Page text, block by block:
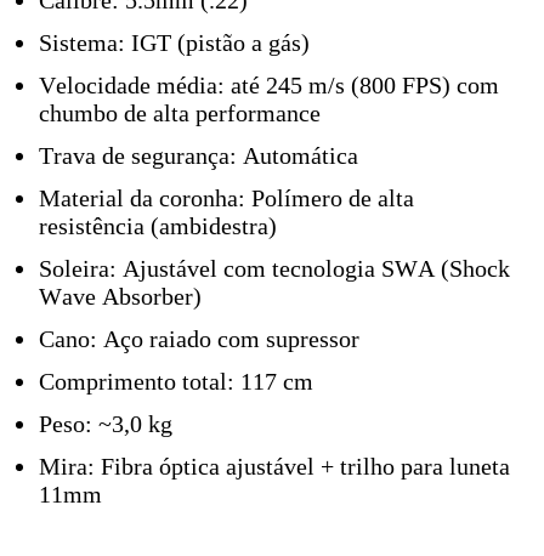
Sistema: IGT (pistão a gás)
Velocidade média: até 245 m/s (800 FPS) com
chumbo de alta performance
Trava de segurança: Automática
Material da coronha: Polímero de alta
resistência (ambidestra)
Soleira: Ajustável com tecnologia SWA (Shock
Wave Absorber)
Cano: Aço raiado com supressor
Comprimento total: 117 cm
Peso: ~3,0 kg
Mira: Fibra óptica ajustável + trilho para luneta
11mm